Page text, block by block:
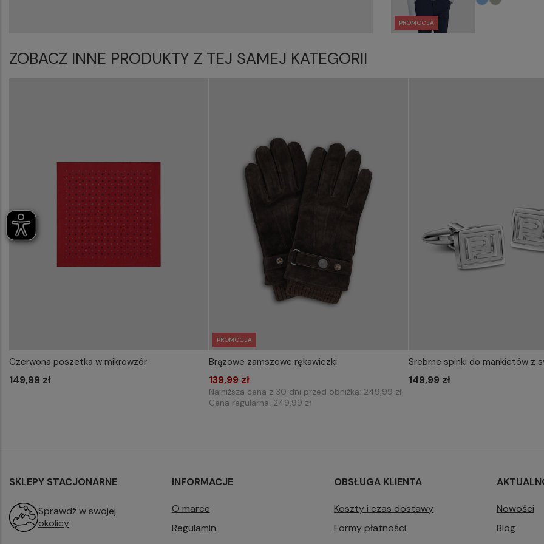
PROMOCJA
ZOBACZ INNE PRODUKTY Z TEJ SAMEJ KATEGORII
WYBIERZ ROZMIAR DO KOSZYKA
Czerwona poszetka w mikrowzór
149,99 zł
PROMOCJA
WYBIERZ ROZMIAR DO KOSZYKA
Brązowe zamszowe rękawiczki
139,99 zł
Najniższa cena z 30 dni przed obniżką: 249,99 zł
Cena regularna: 249,99 zł
WYBIERZ ROZMIAR DO
Srebrne spinki do mankietów z
149,99 zł
SKLEPY STACJONARNE
Sprawdź w swojej
okolicy
INFORMACJE
O marce
Regulamin
OBSŁUGA KLIENTA
Koszty i czas dostawy
Formy płatności
Nowości
Blog